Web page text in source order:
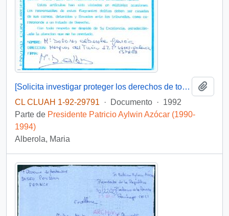
[Solicita investigar proteger los derechos de todos los mapuches]
CL CLUAH 1-92-29791
· Documento · 1992
Parte de Presidente Patricio Aylwin Azócar (1990-
1994)
Alberola, Maria